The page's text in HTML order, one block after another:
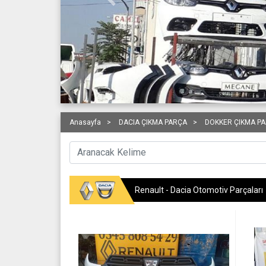
Geri
Anasayfa DACIA ÇIKMA PARÇA DOKKER ÇIKMA
Renault - Dacia Otomotiv Parçaları